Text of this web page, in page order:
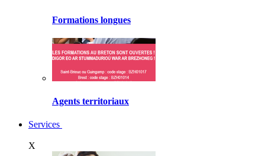
Formations longues
Agents territoriaux
Services
X